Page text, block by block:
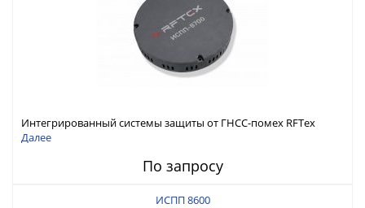
Интегрированный системы защиты от ГНСС-помех RFТех
ИСПП 8700
Далее
По запросу
ИСПП 8600